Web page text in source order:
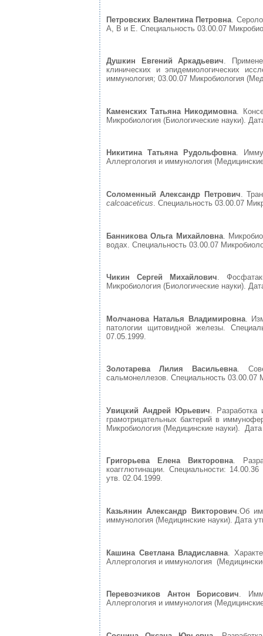
Петровских Валентина Петровна .
А, В и Е. Специальность 03.00.07
Душкин Евгений Аркадьевич.
клинических и эпидемиологических
иммунология; 03.00.07 Микробиология
Каменских Татьяна Никодимовна .
Микробиология (Биологические науки).
Никитина Татьяна Рудольфовна.
Аллергология и иммунология
Соломенный Александр Петрович .
calcoaceticus . Специальность 03.00.07
Банникова Ольга Михайловна.
водах. Специальность 03.00.07
Чикин Сергей Михайлович.
Микробиология (Биологические науки).
Молчанова Наталья Владимировна.
патологии щитовидной железы.
07.05.1999.
Золотарева Лилия Васильевна.
сальмонеллезов. Специальность 03.00.07
Увицкий Андрей Юрьевич .
грамотрицательных бактерий в
Микробиология (Медицинские науки).
Григорьева Елена Викторовна.
коагглютинации. Специальности:
утв. 02.04.1999.
Казьянин Александр Викторович.Об
иммунология (Медицинские науки). Дата
Кашина Светлана Владиславна .
Аллергология и иммунология
Перевозчиков Антон Борисович.
Аллергология и иммунология